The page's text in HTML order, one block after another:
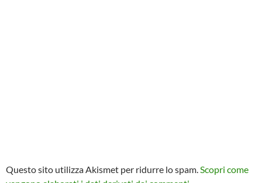
Questo sito utilizza Akismet per ridurre lo spam.Scopri come